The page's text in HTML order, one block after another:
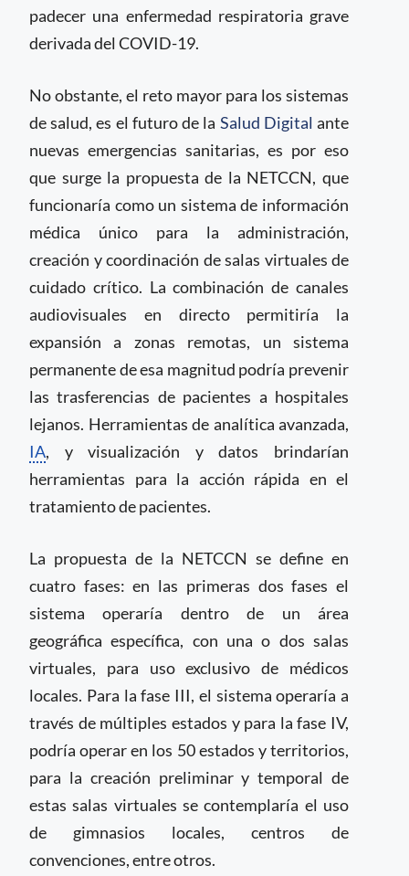
padecer una enfermedad respiratoria grave
derivada del COVID-19.
No obstante, el reto mayor para los sistemas
de salud, es el futuro de la Salud Digital ante
nuevas emergencias sanitarias, es por eso
que surge la propuesta de la NETCCN, que
funcionaría como un sistema de información
médica único para la administración,
creación y coordinación de salas virtuales de
cuidado crítico. La combinación de canales
audiovisuales en directo permitiría la
expansión a zonas remotas, un sistema
permanente de esa magnitud podría prevenir
las trasferencias de pacientes a hospitales
lejanos. Herramientas de analítica avanzada,
IA, y visualización y datos brindarían
herramientas para la acción rápida en el
tratamiento de pacientes.
La propuesta de la NETCCN se define en
cuatro fases: en las primeras dos fases el
sistema operaría dentro de un área
geográfica específica, con una o dos salas
virtuales, para uso exclusivo de médicos
locales. Para la fase III, el sistema operaría a
través de múltiples estados y para la fase IV,
podría operar en los 50 estados y territorios,
para la creación preliminar y temporal de
estas salas virtuales se contemplaría el uso
de gimnasios locales, centros de
convenciones, entre otros.